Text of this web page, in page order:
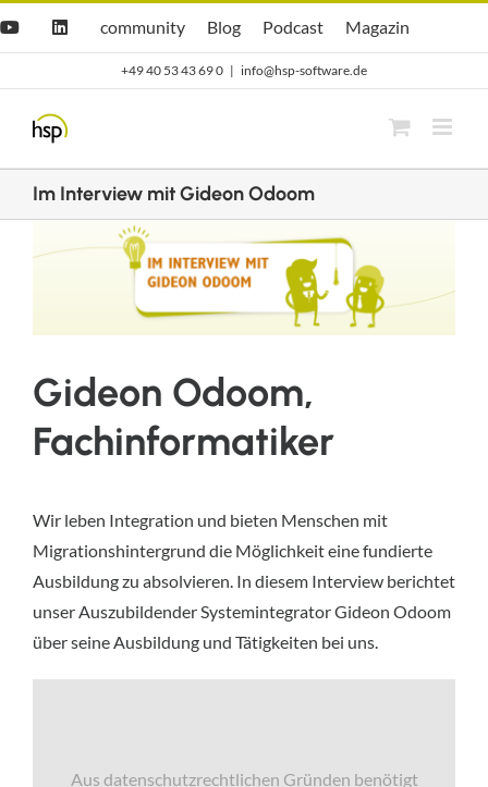
YouTubeLinkedIn
Hsp
community
community
hsp
Blog
Blog Opti.Cast
Podcast Opti.Mag
Magazin
+49 40 53 43 69 0 | info@hsp-software.de
Im Interview mit Gideon Odoom
grösseres
Gideon Odoom,
Fachinformatiker
Wir leben Integration und bieten Menschen mit
Migrationshintergrund die Möglichkeit eine fundierte
Ausbildung zu absolvieren. In diesem Interview berichtet
unser Auszubildender Systemintegrator Gideon Odoom
über seine Ausbildung und Tätigkeiten bei uns.
Aus datenschutzrechtlichen Gründen benötigt